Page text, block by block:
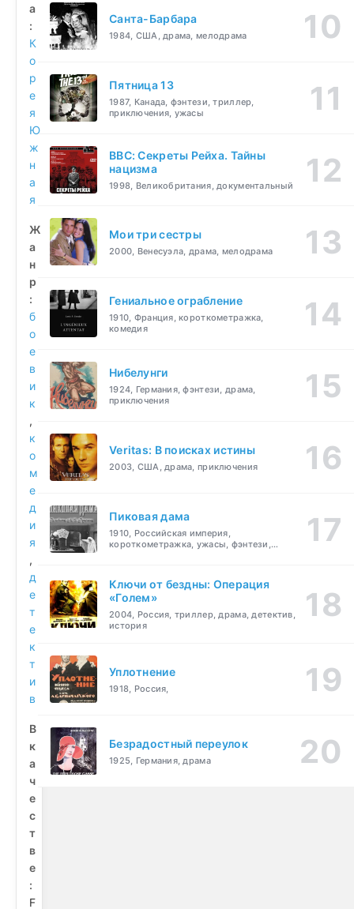
а
:
К
о
р
е
я
Ю
ж
н
а
я
Ж
а
н
р
:
б
о
е
в
и
к
,
к
о
м
е
д
и
я
,
д
е
т
е
к
т
и
в
В
к
а
ч
е
с
т
в
е
:
F
Санта-Барбара
1984, США, драма, мелодрама
Пятница 13
1987, Канада, фэнтези, триллер,
приключения, ужасы
BBC: Секреты Рейха. Тайны
нацизма
1998, Великобритания, документальный
Мои три сестры
2000, Венесуэла, драма, мелодрама
Гениальное ограбление
1910, Франция, короткометражка,
комедия
Нибелунги
1924, Германия, фэнтези, драма,
приключения
Veritas: В поисках истины
2003, США, драма, приключения
Пиковая дама
1910, Российская империя,
короткометражка, ужасы, фэнтези,
Ключи от бездны: Операция
«Голем»
2004, Россия, триллер, драма, детектив,
история
Уплотнение
1918, Россия,
Безрадостный переулок
1925, Германия, драма